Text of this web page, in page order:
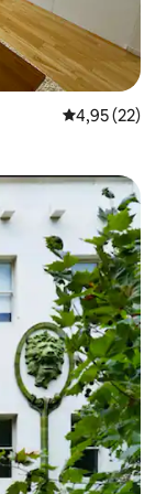
4,95 de uma
4,95 (22)